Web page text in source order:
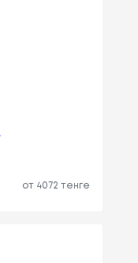
от 4072 тенге